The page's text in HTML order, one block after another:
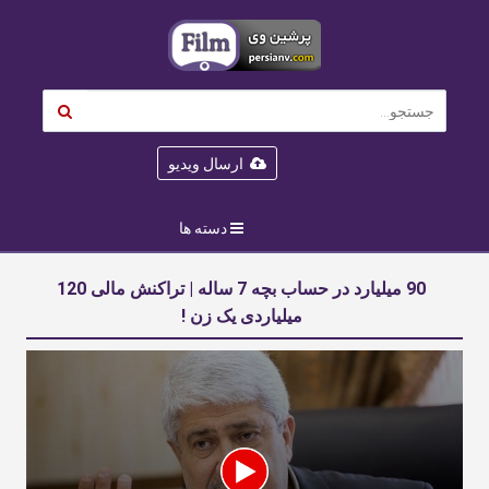
ارسال ویدیو
دسته ها
90 میلیارد در حساب بچه 7 ساله | تراکنش مالی 120
میلیاردی یک زن !